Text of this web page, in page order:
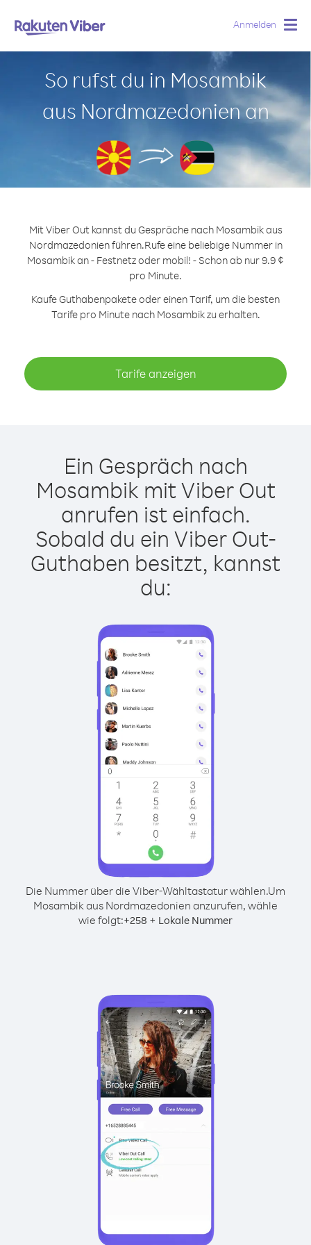
Anmelden
So rufst du in Mosambik
aus Nordmazedonien an
Mit Viber Out kannst du Gespräche nach Mosambik aus
Nordmazedonien führen.Rufe eine beliebige Nummer in
Mosambik an - Festnetz oder mobil! - Schon ab nur 9.9 ¢
pro Minute.
Kaufe Guthabenpakete oder einen Tarif, um die besten
Tarife pro Minute nach Mosambik zu erhalten.
Tarife anzeigen
Ein Gespräch nach
Mosambik mit Viber Out
anrufen ist einfach.
Sobald du ein Viber Out-
Guthaben besitzt, kannst
du:
Die Nummer über die Viber-Wähltastatur wählen.Um
Mosambik aus Nordmazedonien anzurufen, wähle
wie folgt:+258 + Lokale Nummer